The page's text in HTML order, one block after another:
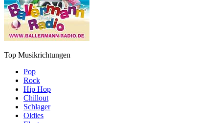
Top Musikrichtungen
Pop
Rock
Hip Hop
Chillout
Schlager
Oldies